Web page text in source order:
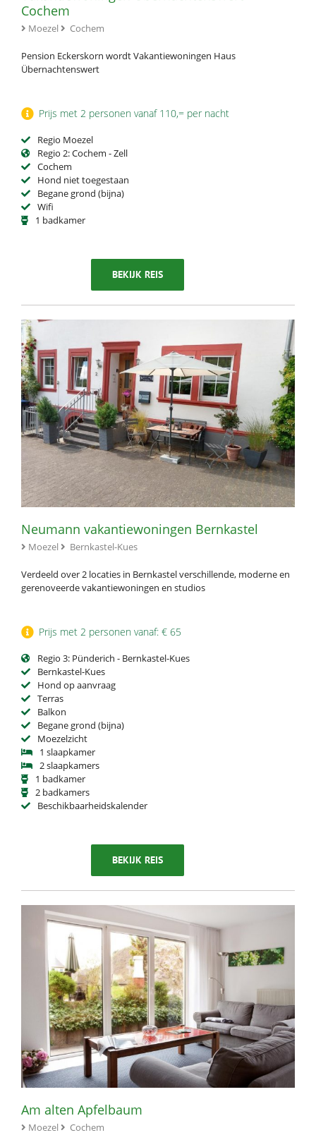
Cochem
Moezel Cochem
Pension Eckerskorn wordt Vakantiewoningen Haus
Übernachtenswert
Prijs met 2 personen vanaf 110,= per nacht
Regio Moezel
Regio 2: Cochem - Zell
Cochem
Hond niet toegestaan
Begane grond (bijna)
Wifi
1 badkamer
BEKIJK REIS
Neumann vakantiewoningen Bernkastel
Moezel Bernkastel-Kues
Verdeeld over 2 locaties in Bernkastel verschillende, moderne en
gerenoveerde vakantiewoningen en studios
Prijs met 2 personen vanaf: € 65
Regio 3: Pünderich - Bernkastel-Kues
Bernkastel-Kues
Hond op aanvraag
Terras
Balkon
Begane grond (bijna)
Moezelzicht
1 slaapkamer
2 slaapkamers
1 badkamer
2 badkamers
Beschikbaarheidskalender
BEKIJK REIS
Am alten Apfelbaum
Moezel Cochem